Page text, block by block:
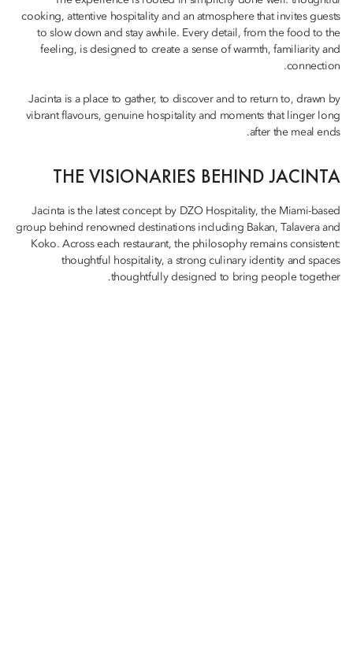
cooking, attentive hospitality and an atmosphere that invites guests
to slow down and stay awhile. Every detail, from the food to the
feeling, is designed to create a sense of warmth, familiarity and
connection.
Jacinta is a place to gather, to discover and to return to, drawn by
vibrant flavours, genuine hospitality and moments that linger long
after the meal ends.
THE VISIONARIES BEHIND JACINTA
Jacinta is the latest concept by DZO Hospitality, the Miami-based
group behind renowned destinations including Bakan, Talavera and
Koko. Across each restaurant, the philosophy remains consistent:
thoughtful hospitality, a strong culinary identity and spaces
thoughtfully designed to bring people together.